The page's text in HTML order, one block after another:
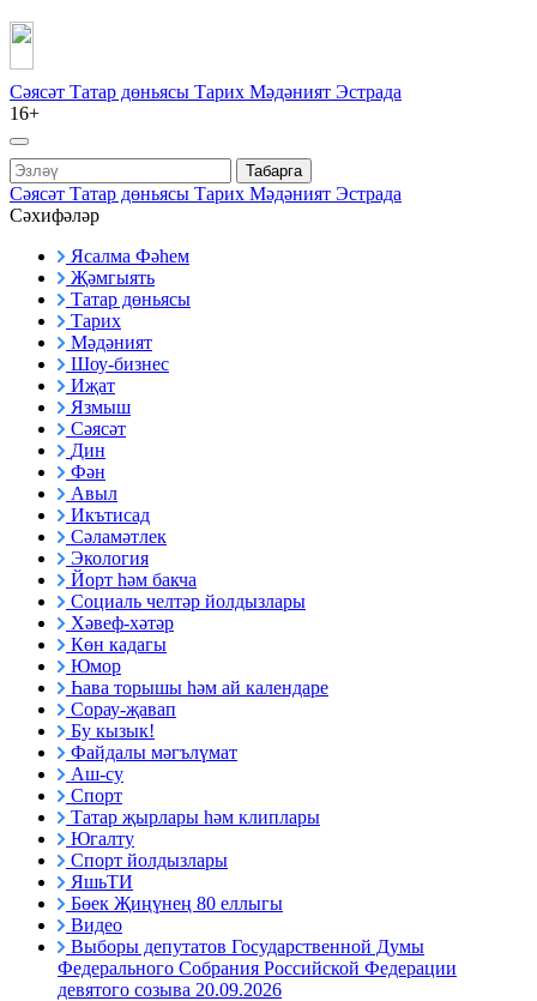
Сәясәт Татар дөньясы Тарих Мәдәният Эстрада
16+
Табарга
Сәясәт Татар дөньясы Тарих Мәдәният Эстрада
Сәхифәләр
Ясалма Фәһем
Җәмгыять
Татар дөньясы
Тарих
Мәдәният
Шоу-бизнес
Иҗат
Язмыш
Сәясәт
Дин
Фән
Авыл
Икътисад
Сәламәтлек
Экология
Йорт һәм бакча
Социаль челтәр йолдызлары
Хәвеф-хәтәр
Көн кадагы
Юмор
Һава торышы һәм ай календаре
Сорау-җавап
Бу кызык!
Файдалы мәгълүмат
Аш-су
Спорт
Татар җырлары һәм клиплары
Югалту
Спорт йолдызлары
ЯшьТИ
Бөек Җиңүнең 80 еллыгы
Видео
Выборы депутатов Государственной Думы
Федерального Собрания Российской Федерации
девятого созыва 20.09.2026